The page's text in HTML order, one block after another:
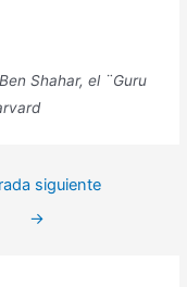
Shahar, el ¨Guru
siguiente
→